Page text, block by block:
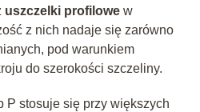
uszczelki profilowew
z nich nadaje się zarówno
pod warunkiem
do szerokości szczeliny.
P stosuje się przy większych